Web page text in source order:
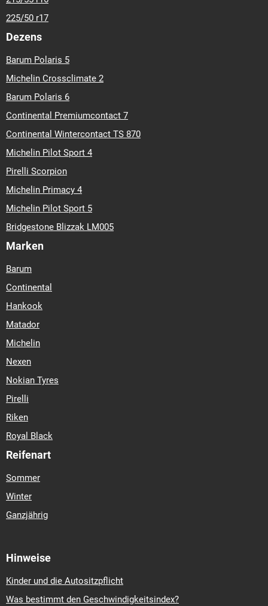
225/50 r17
Dezens
Barum Polaris 5
Michelin Crossclimate 2
Barum Polaris 6
Continental Premiumcontact 7
Continental Wintercontact TS 870
Michelin Pilot Sport 4
Pirelli Scorpion
Michelin Primacy 4
Michelin Pilot Sport 5
Bridgestone Blizzak LM005
Marken
Barum
Continental
Hankook
Matador
Michelin
Nexen
Nokian Tyres
Pirelli
Riken
Royal Black
Reifenart
Sommer
Winter
Ganzjährig
Hinweise
Kinder und die Autositzpflicht
Was bestimmt den Geschwindigkeitsindex?